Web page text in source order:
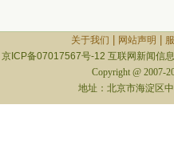
关于我们 网站声明
京ICP备07017567号-12 互联网新闻信
Copyright @ 2007-
地址：北京市海淀区